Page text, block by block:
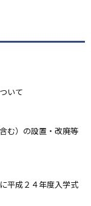
いて
む）の設置・改廃等
平成２４年度入学式